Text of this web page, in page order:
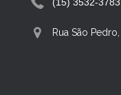
Rua São